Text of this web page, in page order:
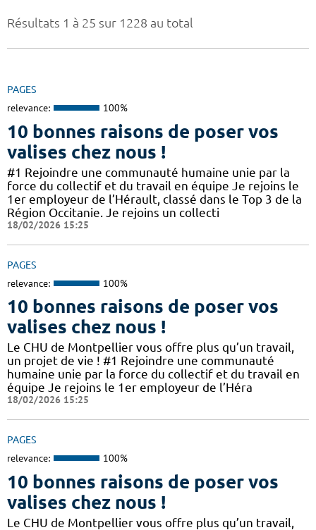
Résultats 1 à 25 sur 1228 au total
PAGES
relevance: 100%
10 bonnes raisons de poser vos
valises chez nous !
#1 Rejoindre une communauté humaine unie par la
force du collectif et du travail en équipe Je rejoins le
1er employeur de l’Hérault, classé dans le Top 3 de la
Région Occitanie. Je rejoins un collecti
18/02/2026 15:25
PAGES
relevance: 100%
10 bonnes raisons de poser vos
valises chez nous !
Le CHU de Montpellier vous offre plus qu’un travail,
un projet de vie ! #1 Rejoindre une communauté
humaine unie par la force du collectif et du travail en
équipe Je rejoins le 1er employeur de l’Héra
18/02/2026 15:25
PAGES
relevance: 100%
10 bonnes raisons de poser vos
valises chez nous !
Le CHU de Montpellier vous offre plus qu’un travail,